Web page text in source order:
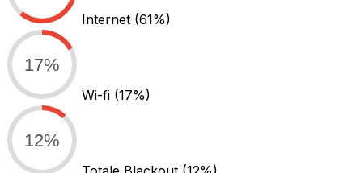
Internet (61%)
17%
Wi-fi (17%)
12%